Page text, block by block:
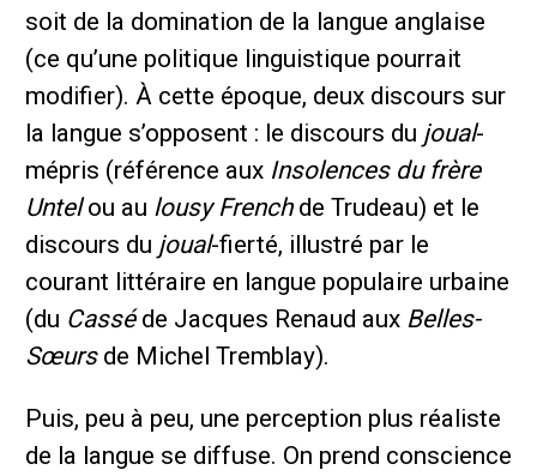
soit de la domination de la langue anglaise
(ce qu’une politique linguistique pourrait
modifier). À cette époque, deux discours sur
la langue s’opposent : le discours du joual-
mépris (référence aux Insolences du frère
Untelou au lousy Frenchde Trudeau) et le
discours du joual-fierté, illustré par le
courant littéraire en langue populaire urbaine
(du Casséde Jacques Renaud aux Belles-
Sœursde Michel Tremblay).
Puis, peu à peu, une perception plus réaliste
de la langue se diffuse. On prend conscience